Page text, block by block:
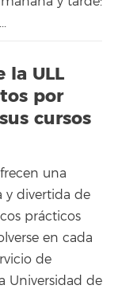
la ULL
por
cursos
una
y divertida de
prácticos
en cada
de
Universidad de